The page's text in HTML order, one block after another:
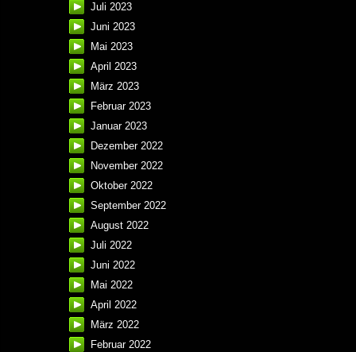
Juli 2023
Juni 2023
Mai 2023
April 2023
März 2023
Februar 2023
Januar 2023
Dezember 2022
November 2022
Oktober 2022
September 2022
August 2022
Juli 2022
Juni 2022
Mai 2022
April 2022
März 2022
Februar 2022